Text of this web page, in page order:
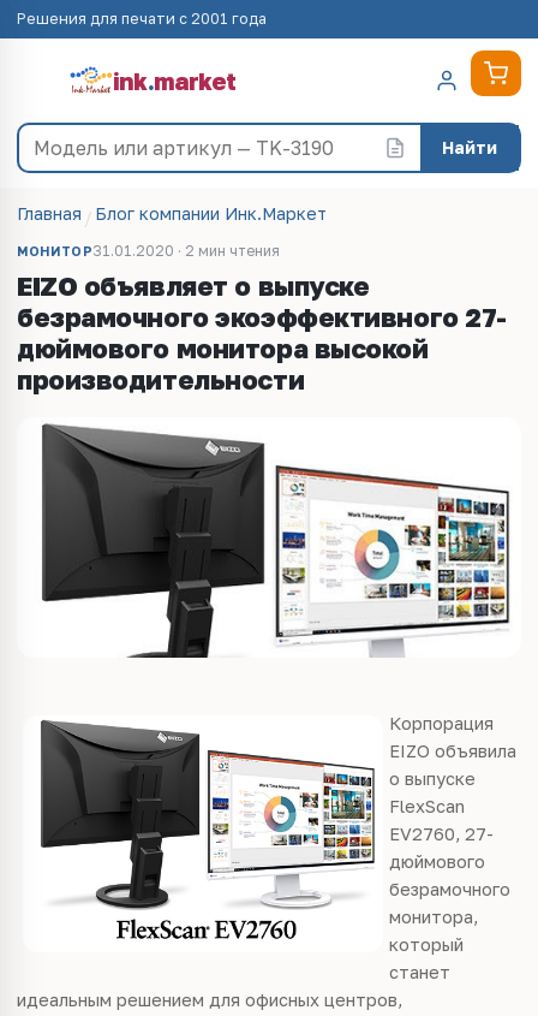
Решения для печати с 2001 года
ink.market
Найти
Главная Блог компании Инк.Маркет
МОНИТОР31.01.2020 · 2 мин чтения
EIZO объявляет о выпуске
безрамочного экоэффективного 27-
дюймового монитора высокой
производительности
Корпорация
EIZO объявила
о выпуске
FlexScan
EV2760, 27-
дюймового
безрамочного
монитора,
который
станет
идеальным решением для офисных центров,